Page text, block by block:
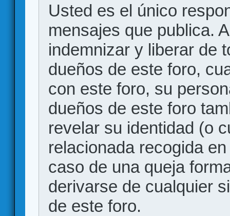
Usted es el único
mensajes que publica.
indemnizar y liberar de
dueños de este foro,
con este foro, su
dueños de este foro
revelar su identidad (o
relacionada recogida
caso de una queja
derivarse de cualquier
de este foro.